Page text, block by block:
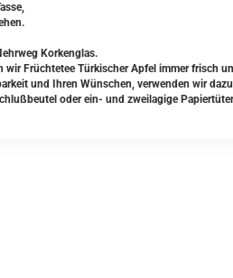
Korkenglas.
wir Früchtetee Türkischer Apfel immer frisch
und Ihren Wünschen, verwenden wir
oder ein- und zweilagige